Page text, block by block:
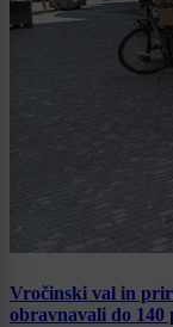
Vročinski val in
obravnavali do 140